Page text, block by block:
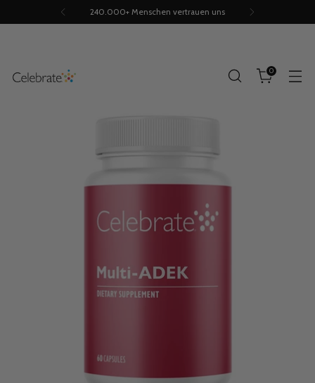
240.000+ Menschen vertrauen uns
0